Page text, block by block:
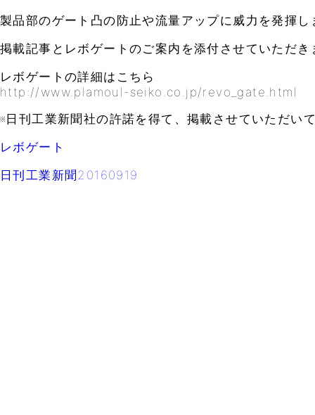
製品部のゲート凸の防止や流量アップに威力を発揮し
掲載記事とレボゲートのご案内を添付させていただき
レボゲートの詳細はこちら
http://www.plamoul-seiko.co.jp/revo_gate.html
※日刊工業新聞社の許諾を得て、掲載させていただい
レボゲート
日刊工業新聞20160919